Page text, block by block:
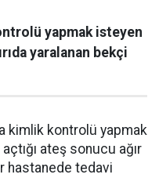
yapmak isteyen
yaralanan bekçi
kimlik kontrolü yapmak
ateş sonucu ağır
hastanede tedavi